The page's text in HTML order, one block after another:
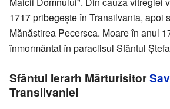
1717 pribegește în Transilvania, apoi
Mănăstirea Pecersca. Moare în anul
înmormântat în paraclisul Sfântul
Sfântul Ierarh Mărturisitor
Transilvaniei